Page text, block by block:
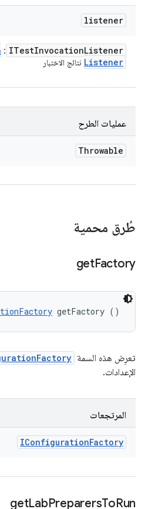
listener
ITestInvocationListener
:
Listener نتائج الاختبار
عمليات الطرح
Throwable
طُرق محمية
getFactory
getFactory ()
تعرِض هذه السمة
الإعدادات.
المرتجعات
IConfigurationFactory
getLabPreparersToRun